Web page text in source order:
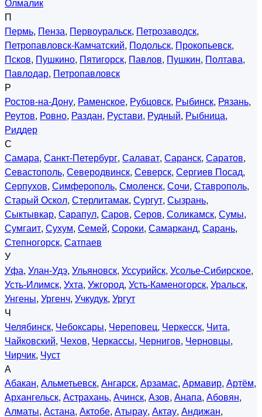
П
Пермь, Пенза, Первоуральск, Петрозаводск,
Петропавловск-Камчатский, Подольск, Прокопьевск,
Псков, Пушкино, Пятигорск, Павлов, Пушкин, Полтава,
Павлодар, Петропавловск
Р
Ростов-на-Дону, Раменское, Рубцовск, Рыбинск, Рязань,
Реутов, Ровно, Раздан, Рустави, Рудный, Рыбница,
Риддер
С
Самара, Санкт-Петербург, Салават, Саранск, Саратов,
Севастополь, Северодвинск, Северск, Сергиев Посад,
Серпухов, Симферополь, Смоленск, Сочи, Ставрополь,
Старый Оскол, Стерлитамак, Сургут, Сызрань,
Сыктывкар, Сарапул, Саров, Серов, Соликамск, Сумы,
Сумгаит, Сухум, Семей, Сороки, Самарканд, Сарань,
Степногорск, Сатпаев
У
Уфа, Улан-Удэ, Ульяновск, Уссурийск, Усолье-Сибирское,
Усть-Илимск, Ухта, Ужгород, Усть-Каменогорск, Уральск,
Унгены, Ургенч, Учкудук, Ургут
Ч
Челябинск, Чебоксары, Череповец, Черкесск, Чита,
Чайковский, Чехов, Черкассы, Чернигов, Черновцы,
Чирчик, Чуст
А
Абакан, Альметьевск, Ангарск, Арзамас, Армавир, Артём,
Архангельск, Астрахань, Ачинск, Азов, Анапа, Абовян,
Алматы, Астана, Актобе, Атырау, Актау, Андижан,